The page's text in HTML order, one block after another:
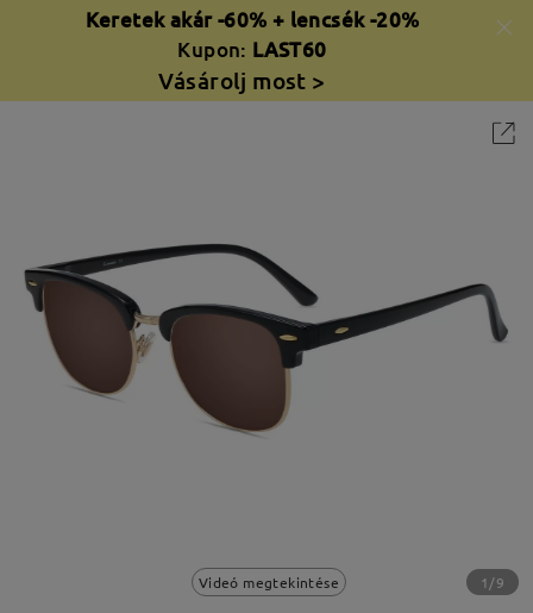
Keretek akár -60% + lencsék -20%
Kupon: LAST60
Vásárolj most >
Videó megtekintése 1/9